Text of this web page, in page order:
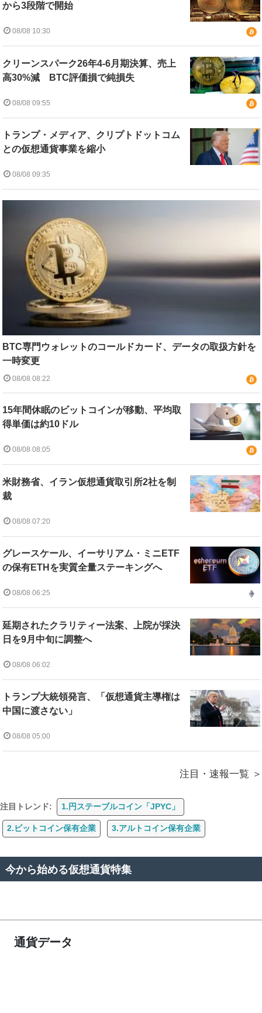
から3段階で開始
08/08 10:30
クリーンスパーク26年4-6月期決算、売上
高30%減 BTC評価損で純損失
08/08 09:55
トランプ・メディア、クリプトドットコム
との仮想通貨事業を縮小
08/08 09:35
BTC専門ウォレットのコールドカード、データの取扱方針を
一時変更
08/08 08:22
15年間休眠のビットコインが移動、平均取
得単価は約10ドル
08/08 08:05
米財務省、イラン仮想通貨取引所2社を制
裁
08/08 07:20
グレースケール、イーサリアム・ミニETF
の保有ETHを実質全量ステーキングへ
08/08 06:25
延期されたクラリティー法案、上院が採決
日を9月中旬に調整へ
08/08 06:02
トランプ大統領発言、「仮想通貨主導権は
中国に渡さない」
08/08 05:00
注目・速報一覧
注目トレンド: 1.円ステーブルコイン「JPYC」
2.ビットコイン保有企業 3.アルトコイン保有企業
今から始める仮想通貨特集
通貨データ